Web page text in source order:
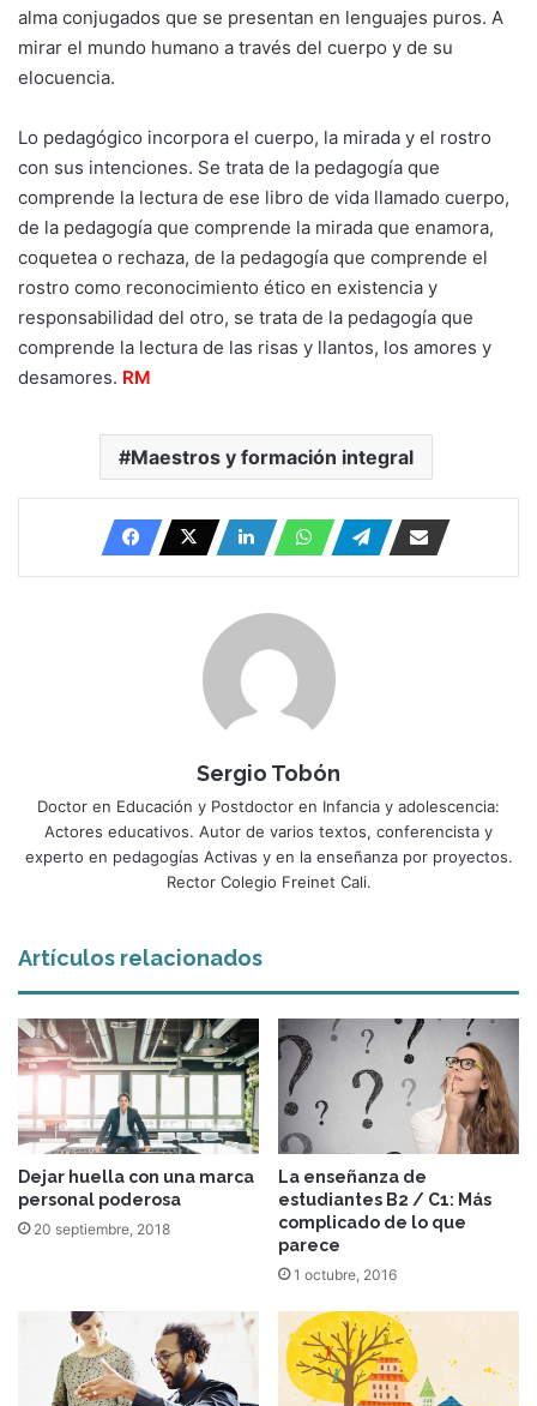
alma conjugados que se presentan en lenguajes puros. A
mirar el mundo humano a través del cuerpo y de su
elocuencia.
Lo pedagógico incorpora el cuerpo, la mirada y el rostro
con sus intenciones. Se trata de la pedagogía que
comprende la lectura de ese libro de vida llamado cuerpo,
de la pedagogía que comprende la mirada que enamora,
coquetea o rechaza, de la pedagogía que comprende el
rostro como reconocimiento ético en existencia y
responsabilidad del otro, se trata de la pedagogía que
comprende la lectura de las risas y llantos, los amores y
desamores. RM
Maestros y formación integral
Sergio Tobón
Doctor en Educación y Postdoctor en Infancia y adolescencia:
Actores educativos. Autor de varios textos, conferencista y
experto en pedagogías Activas y en la enseñanza por proyectos.
Rector Colegio Freinet Cali.
Artículos relacionados
Dejar huella con una marca
personal poderosa
20 septiembre, 2018
La enseñanza de
estudiantes B2 / C1: Más
complicado de lo que
parece
1 octubre, 2016